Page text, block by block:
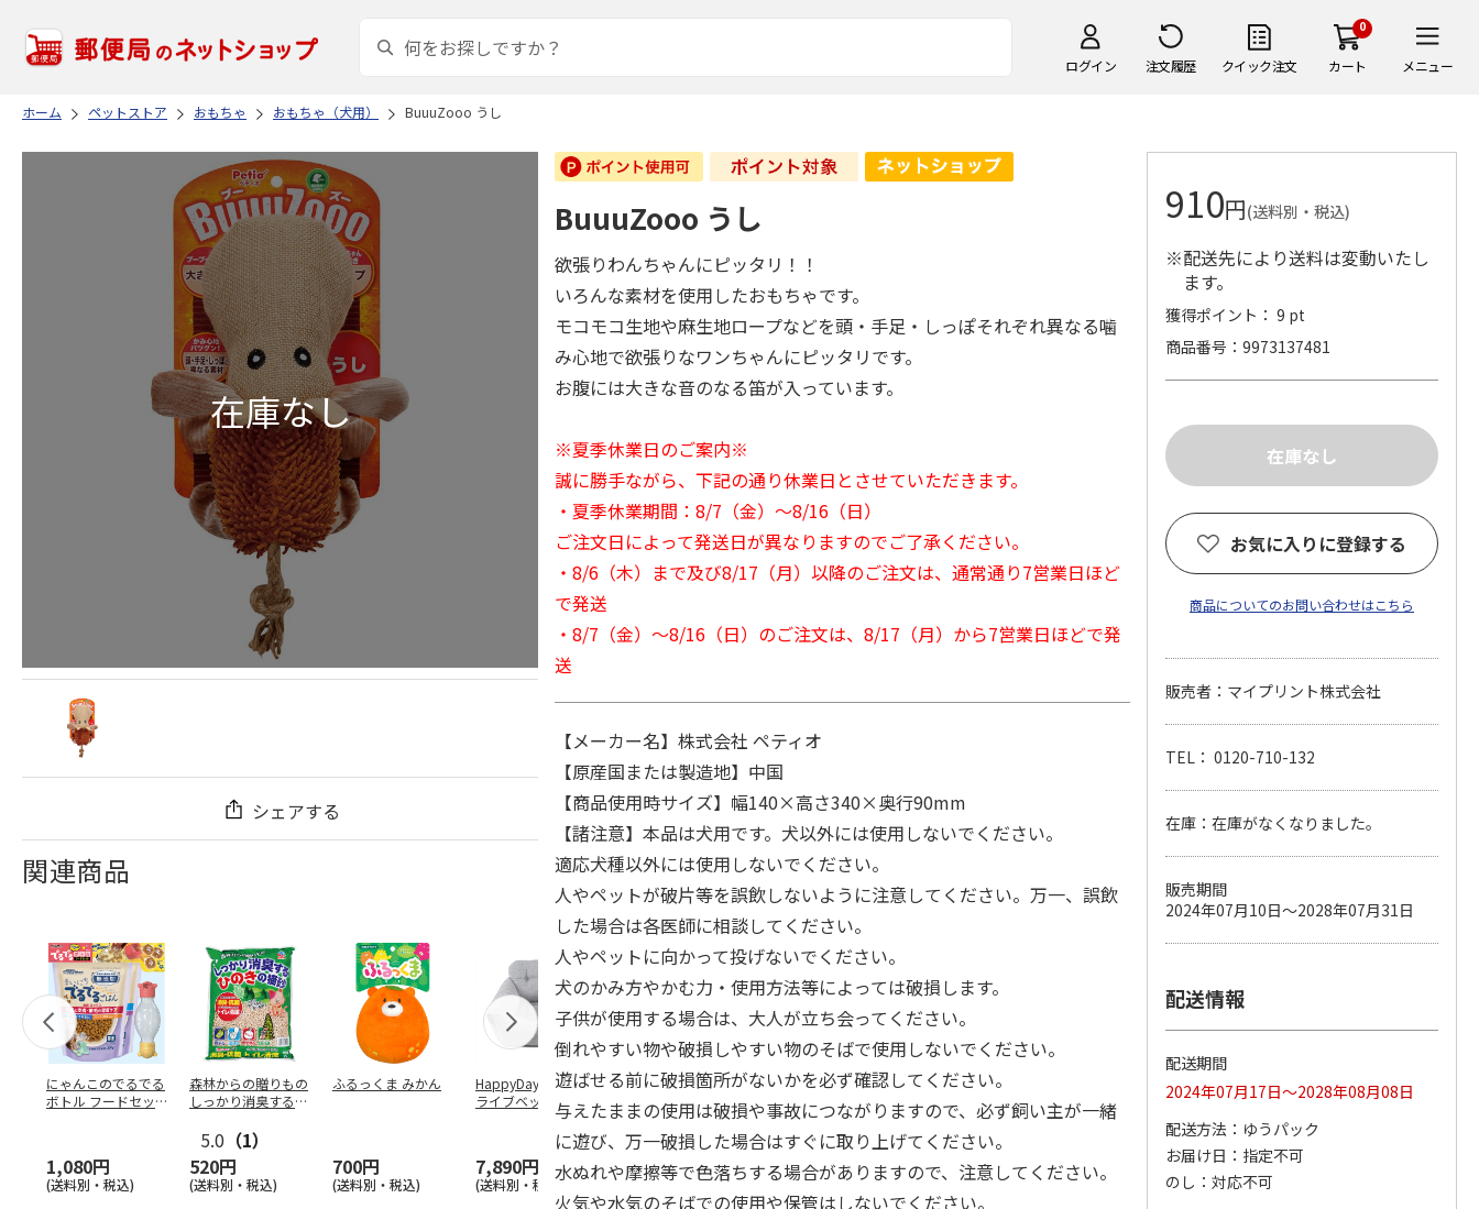
ログイン 注文履歴 クイック注文
0
カート メニュー
ホーム ペットストア おもちゃ おもちゃ（犬用） BuuuZooo うし
シェアする
関連商品
にゃんこのでるでる
ボトル フードセッ
1,080円
(送料別・税込)
森林からの贈りもの
しっかり消臭するひ
5.0 （1）
520円
(送料別・税込)
ふるっくま みかん
700円
(送料別・税込)
HappyDays 2wayド
ライブベッド グレ
7,890円
(送料別・税込)
獣医師開発 ニオイ
をとる砂専用 猫ト
イレ ナチュラルグ
レー
1,550円
(送料別・税込)
デオトイレ 飛び散
らない消臭・抗菌サ
ンド 4L
1,320円
(送料別・税込)
無添加良品 カムカ
ムデンタルコーン
ぐるぐるボーン型 S
…
470円
(送料別・税込)
チ 健康に育つ子ね
こ用 まぐろ・かつ
120円
(送料別・税込)
ペット線香 虹のか
なた フルーティフ
ローラルの香り
590円
(送料別・税込)
鈴虫の経木 3枚入
BuuuZooo うし
欲張りわんちゃんにピッタリ！！
いろんな素材を使用したおもちゃです。
モコモコ生地や麻生地ロープなどを頭・手足・しっぽそれぞれ異なる噛
み心地で欲張りなワンちゃんにピッタリです。
お腹には大きな音のなる笛が入っています。
※夏季休業日のご案内※
誠に勝手ながら、下記の通り休業日とさせていただきます。
・夏季休業期間：8/7（金）～8/16（日）
ご注文日によって発送日が異なりますのでご了承ください。
・8/6（木）まで及び8/17（月）以降のご注文は、通常通り7営業日ほど
で発送
・8/7（金）～8/16（日）のご注文は、8/17（月）から7営業日ほどで発
送
【メーカー名】株式会社 ペティオ
【原産国または製造地】中国
【商品使用時サイズ】幅140×高さ340×奥行90mm
【諸注意】本品は犬用です。犬以外には使用しないでください。
適応犬種以外には使用しないでください。
人やペットが破片等を誤飲しないように注意してください。万一、誤飲
した場合は各医師に相談してください。
人やペットに向かって投げないでください。
犬のかみ方やかむ力・使用方法等によっては破損します。
子供が使用する場合は、大人が立ち会ってください。
倒れやすい物や破損しやすい物のそばで使用しないでください。
遊ばせる前に破損箇所がないかを必ず確認してください。
与えたままの使用は破損や事故につながりますので、必ず飼い主が一緒
に遊び、万一破損した場合はすぐに取り上げてください。
水ぬれや摩擦等で色落ちする場合がありますので、注意してください。
火気や水気のそばでの使用や保管はしないでください。
910円(送料別・税込)
※配送先により送料は変動いたし
ます。
獲得ポイント： 9 pt
商品番号
9973137481
お気に入りに登録する
商品についてのお問い合わせはこちら
販売者：マイプリント株式会社
TEL： 0120-710-132
在庫：在庫がなくなりました。
販売期間
2024年07月10日～2028年07月31日
配送情報
配送期間
2024年07月17日～2028年08月08日
配送方法
ゆうパック
お届け日
指定不可
のし
対応不可